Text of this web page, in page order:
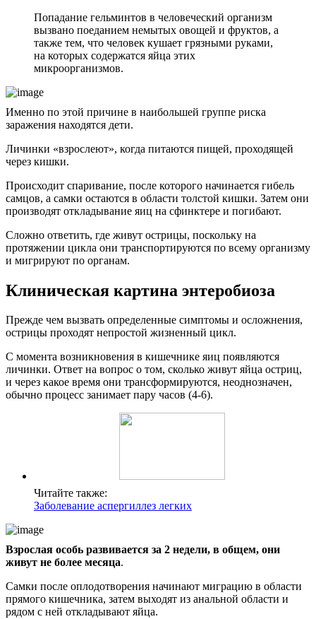
Попадание гельминтов в человеческий организм
вызвано поеданием немытых овощей и фруктов, а
также тем, что человек кушает грязными руками,
на которых содержатся яйца этих
микроорганизмов.
Именно по этой причине в наибольшей группе риска
заражения находятся дети.
Личинки «взрослеют», когда питаются пищей, проходящей
через кишки.
Происходит спаривание, после которого начинается гибель
самцов, а самки остаются в области толстой кишки. Затем они
производят откладывание яиц на сфинктере и погибают.
Сложно ответить, где живут острицы, поскольку на
протяжении цикла они транспортируются по всему организму
и мигрируют по органам.
Клиническая картина энтеробиоза
Прежде чем вызвать определенные симптомы и осложнения,
острицы проходят непростой жизненный цикл.
С момента возникновения в кишечнике яиц появляются
личинки. Ответ на вопрос о том, сколько живут яйца остриц,
и через какое время они трансформируются, неоднозначен,
обычно процесс занимает пару часов (4-6).
Читайте также:
Заболевание аспергиллез легких
Взрослая особь развивается за 2 недели, в общем, они
живут не более месяца.
Самки после оплодотворения начинают миграцию в области
прямого кишечника, затем выходят из анальной области и
рядом с ней откладывают яйца.